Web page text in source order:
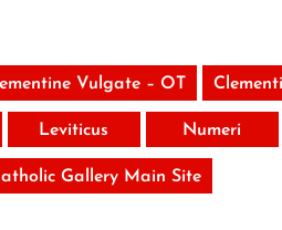
Vulgate – OT
Leviticus Numeri
Gallery Main Site